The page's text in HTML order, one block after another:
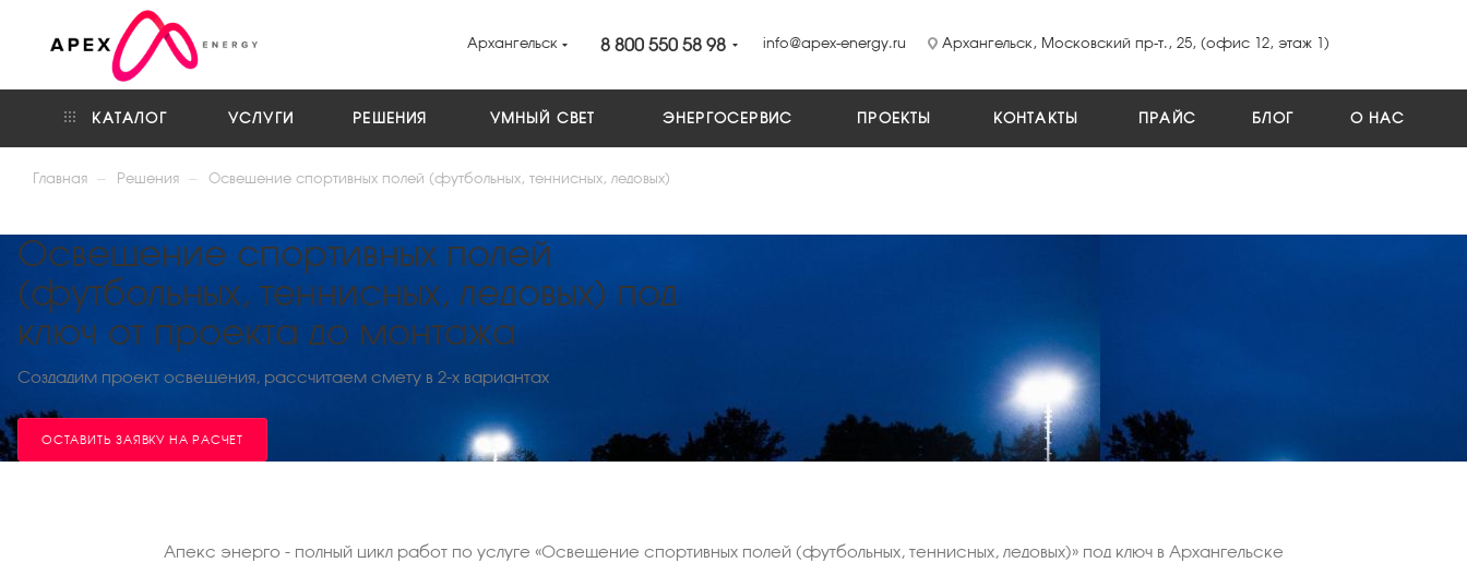
Архангельск 8 800 550 58 98 info@apex-energy.ru Архангельск, Московский пр-т., 25, (офис 12, этаж 1)
КАТАЛОГ УСЛУГИ РЕШЕНИЯ УМНЫЙ СВЕТ ЭНЕРГОСЕРВИС ПРОЕКТЫ КОНТАКТЫ ПРАЙС БЛОГ О НАС
Главная — Решения — Освещение спортивных полей (футбольных, теннисных, ледовых)
Освещение спортивных полей
(футбольных, теннисных, ледовых) под
ключ от проекта до монтажа
Создадим проект освещения, рассчитаем смету в 2-х вариантах
ОСТАВИТЬ ЗАЯВКУ НА РАСЧЕТ
Апекс энерго - полный цикл работ по услуге «Освещение спортивных полей (футбольных, теннисных, ледовых)» под ключ в Архангельске